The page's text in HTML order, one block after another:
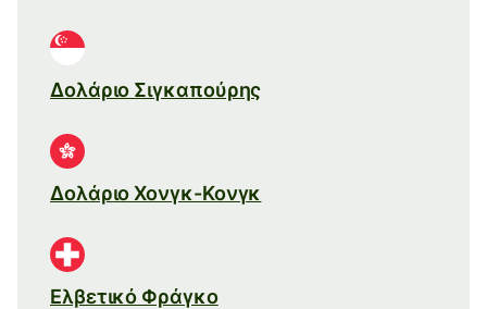
Δολάριο Σιγκαπούρης
Δολάριο Χονγκ-Κονγκ
Ελβετικό Φράγκο